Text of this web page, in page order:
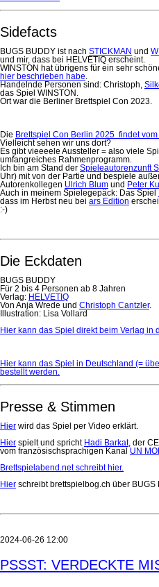
Sidefacts
BUGS BUDDY ist nach STICKMAN und
und mir, dass bei HELVETIQ erscheint.
WINSTON hat übrigens für ein sehr
hier beschrieben habe.
Handelnde Personen sind: Christoph,
das Spiel WINSTON.
Ort war die Berliner Brettspiel Con 2023.
Die Brettspiel Con Berlin 2025 findet
Vielleicht sehen wir uns dort?
Es gibt vieeeele Aussteller = also viele
umfangreiches Rahmenprogramm.
Ich bin am Stand der Spieleautorenzunft
Uhr) mit von der Partie und bespiele
Autorenkollegen Ulrich Blum und Peter
Auch in meinem Spielegepäck: Das Spiel
dass im Herbst neu bei ars Edition
:-)
Die Eckdaten
BUGS BUDDY
Für 2 bis 4 Personen ab 8 Jahren
Verlag: HELVETIQ
Von Anja Wrede und Christoph Cantzler.
Illustration: Lisa Vollard
Hier kann das Spiel direkt beim Verlag in
Hier kann das Spiel in Deutschland (=
bestellt werden.
Presse & Stimmen
Hier wird das Spiel per Video erklärt.
Hier spielt und spricht Hadi Barkat, der
vom französischsprachigen Kanal UN
Brettspielabend.net schreibt hier.
Hier schreibt brettspielbog.ch über BUGS
2024-06-26 12:00
PSSST: VERDECKTE